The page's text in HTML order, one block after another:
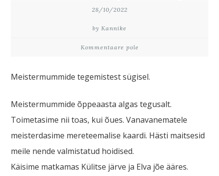
28/10/2022
by Kannike
Kommentaare pole
Meistermummide tegemistest sügisel.
Meistermummide õppeaasta algas tegusalt.
Toimetasime nii toas, kui õues. Vanavanematele
meisterdasime mereteemalise kaardi. Hästi maitsesid
meile nende valmistatud hoidised.
Käisime matkamas Külitse järve ja Elva jõe ääres.